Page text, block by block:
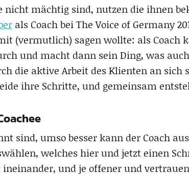
nicht mächtig sind, nutzen die ihnen
als Coach bei The Voice of Germany
(vermutlich) sagen wollte: als Coach
und macht dann sein Ding, was
die aktive Arbeit des Klienten an sich
ihre Schritte, und gemeinsam
sind, umso besser kann der Coach
welches hier und jetzt einen
und je offener und